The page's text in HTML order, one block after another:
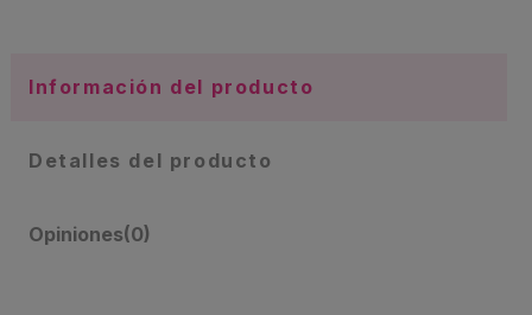
Información del producto
Detalles del producto
Opiniones(0)